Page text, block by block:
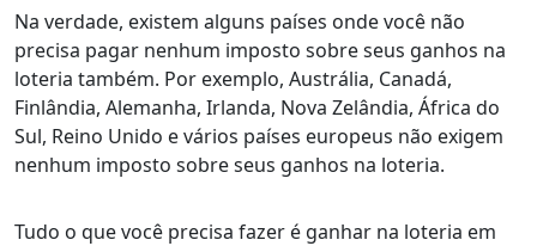
Na verdade, existem alguns países onde você não
precisa pagar nenhum imposto sobre seus ganhos na
loteria também. Por exemplo, Austrália, Canadá,
Finlândia, Alemanha, Irlanda, Nova Zelândia, África do
Sul, Reino Unido e vários países europeus não exigem
nenhum imposto sobre seus ganhos na loteria.
Tudo o que você precisa fazer é ganhar na loteria em